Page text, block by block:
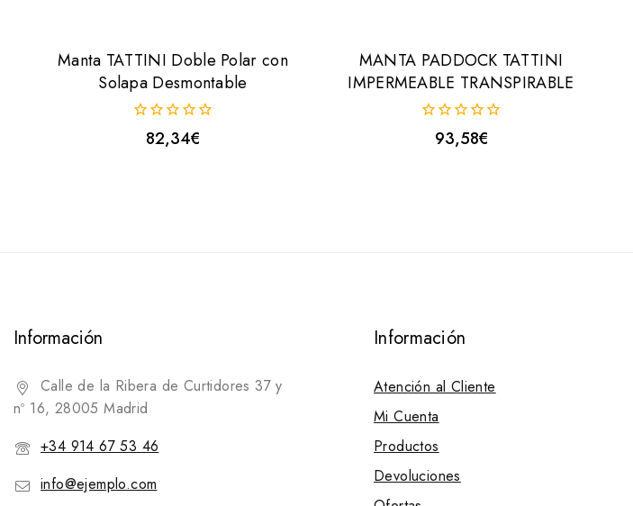
Manta TATTINI Doble Polar con
Solapa Desmontable
82,34€
MANTA PADDOCK TATTINI
IMPERMEABLE TRANSPIRABLE
93,58€
Información
Calle de la Ribera de Curtidores 37 y
nº 16, 28005 Madrid
+34 914 67 53 46
info@ejemplo.com
Información
Atención al Cliente
Mi Cuenta
Productos
Devoluciones